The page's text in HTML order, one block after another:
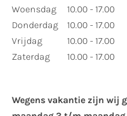
Woensdag
Donderdag
Vrijdag
Zaterdag
10.00 - 17.00
10.00 - 17.00
10.00 - 17.00
10.00 - 17.00
Wegens vakantie zijn wij